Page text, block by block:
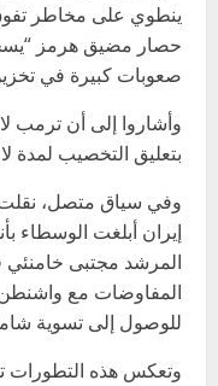
ينطوي على مخاطر
حصار مضيق هرمز
صعوبات كبيرة في
وأشاروا إلى أن ترمب
بتعليق التخصيب لمدة لا تقل
وفي سياق متصل،
إيران أبلغت الوسطاء
المرشد مجتبى خامنئي
المفاوضات مع
للوصول إلى تسوية
وتعكس هذه التطورات